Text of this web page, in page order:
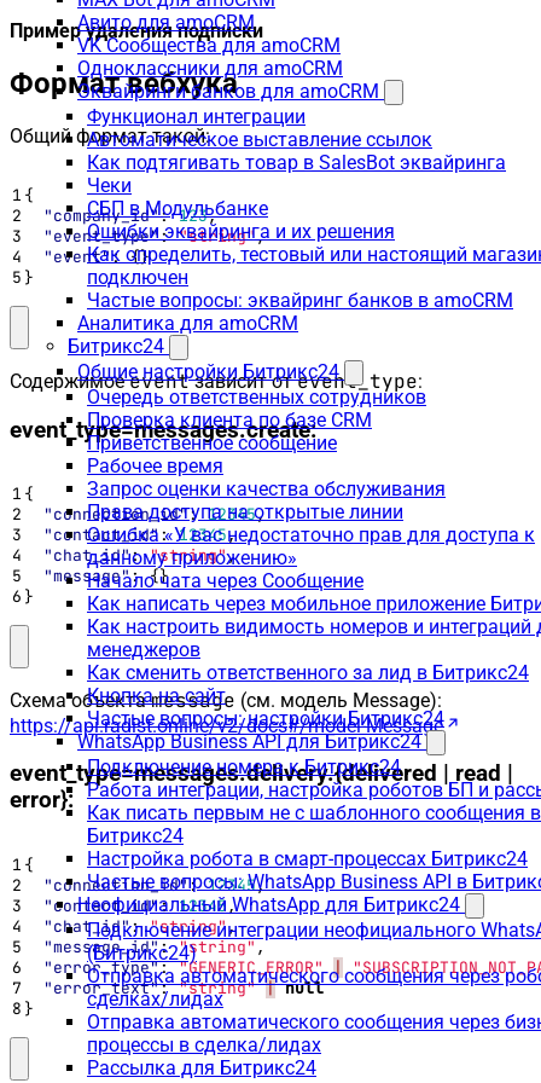
Авито для amoCRM
VK Сообщества для amoCRM
Одноклассники для amoCRM
Эквайринги банков для amoCRM
Функционал интеграции
Автоматическое выставление ссылок
Как подтягивать товар в SalesBot эквайринга
Чеки
СБП в Модульбанке
Ошибки эквайринга и их решения
Как определить, тестовый или настоящий
подключен
Частые вопросы: эквайринг банков в amoCRM
Аналитика для amoCRM
Битрикс24
Общие настройки Битрикс24
Очередь ответственных сотрудников
Проверка клиента по базе CRM
Приветственное сообщение
Рабочее время
Запрос оценки качества обслуживания
Права доступа на открытые линии
Ошибка «У вас недостаточно прав для доступа к
данному приложению»
Начало чата через Сообщение
Как написать через мобильное приложение
Как настроить видимость номеров и интеграций
менеджеров
Как сменить ответственного за лид в Битрикс24
Кнопка на сайт
Частые вопросы: настройки Битрикс24
WhatsApp Business API для Битрикс24
Подключение номера к Битрикс24
Работа интеграции, настройка роботов БП и
Как писать первым не с шаблонного сообщения в
Битрикс24
Настройка робота в смарт-процессах Битрикс24
Частые вопросы: WhatsApp Business API в
Неофициальный WhatsApp для Битрикс24
Подключение интеграции неофициального
(Битрикс24)
Отправка автоматического сообщения через
сделках/лидах
Отправка автоматического сообщения через
процессы в сделка/лидах
Рассылка для Битрикс24
Пример удаления подписки
Формат вебхука
Общий формат такой:
{
"company_id": 123,
"event_type": "string",
"event": {}
}
Содержимоеeventзависит отevent_type:
event_type=messages.create:
{
"connection_id": 12345,
"contact_id": 12345,
"chat_id": "string",
"message": {}
}
Схема объектаmessage (см. модель Message):
https://api.radist.online/v2/docs#/model-Message
event_type=messages.delivery.{delivered | read |
error}:
{
"connection_id": 12345,
"contact_id": 12345,
"chat_id": "string",
"message_id": "string" ,
"error_type": "GENERIC_ERROR" |
"error_text": "string" | null
}